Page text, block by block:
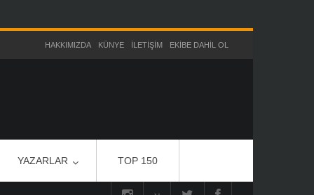
HAKKIMIZDA KÜNYE İLETIŞIM EKIBE DAHIL OL
YAZARLAR TOP 150